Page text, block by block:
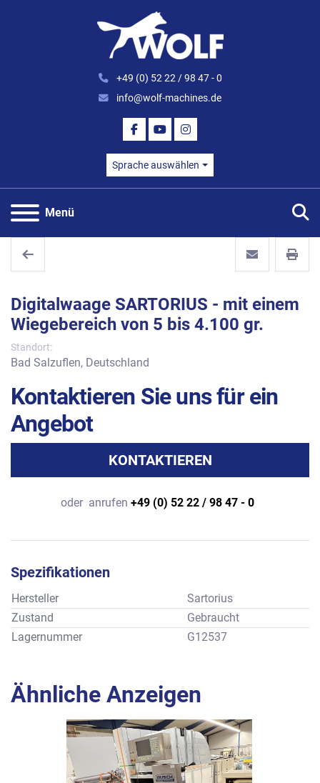
+49 (0) 52 22 / 98 47 - 0
info@wolf-machines.de
FACEBOOK
YOUTUBEINSTAGRAM
Sprache auswählen
Menü
Digitalwaage SARTORIUS - mit einem
Wiegebereich von 5 bis 4.100 gr.
Standort:
Bad Salzuflen, Deutschland
Kontaktieren Sie uns für ein
Angebot
KONTAKTIEREN
oder anrufen +49 (0) 52 22 / 98 47 - 0
Spezifikationen
Hersteller
Sartorius
Zustand
Gebraucht
Lagernummer
G12537
Ähnliche Anzeigen